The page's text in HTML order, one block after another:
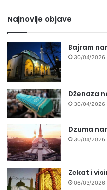
Najnovije objave
Bajram
30/04/2026
Dženaza
30/04/2026
Dzuma
30/04/2026
Zekat i
06/03/2026